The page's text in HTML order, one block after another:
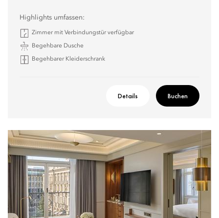
Highlights umfassen:
Zimmer mit Verbindungstür verfügbar
Begehbare Dusche
Begehbarer Kleiderschrank
Details Buchen